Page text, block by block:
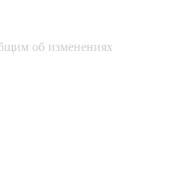
об изменениях